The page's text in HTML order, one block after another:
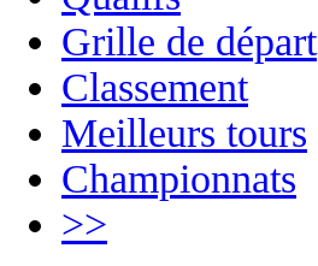
Grille de départ
Classement
Meilleurs tours
Championnats
>>